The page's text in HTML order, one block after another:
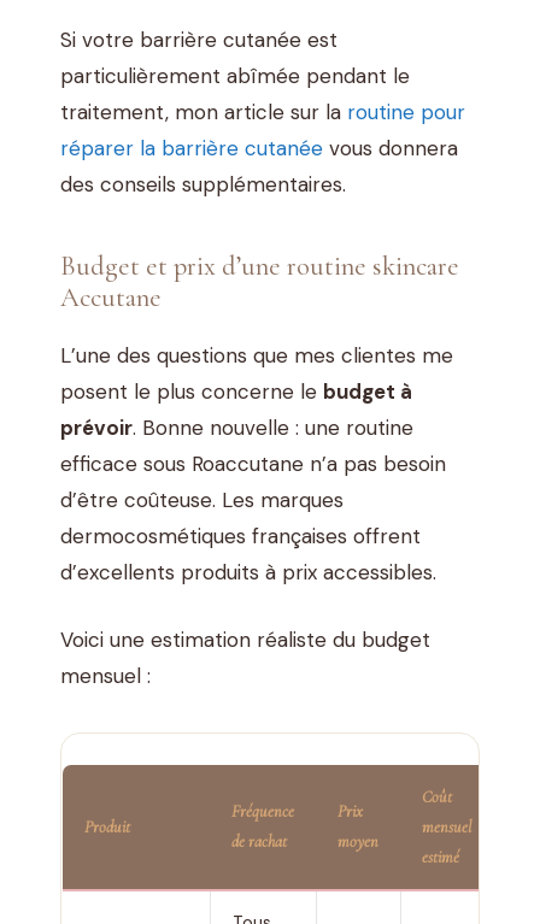
Si votre barrière cutanée est
particulièrement abîmée pendant le
traitement, mon article sur la routine pour
réparer la barrière cutanée vous donnera
des conseils supplémentaires.
Budget et prix d’une routine skincare
Accutane
L’une des questions que mes clientes me
posent le plus concerne le budget à
prévoir. Bonne nouvelle : une routine
efficace sous Roaccutane n’a pas besoin
d’être coûteuse. Les marques
dermocosmétiques françaises offrent
d’excellents produits à prix accessibles.
Voici une estimation réaliste du budget
mensuel :
Produit
Fréquence
de rachat
Prix
moyen
Coût
mensuel
estimé